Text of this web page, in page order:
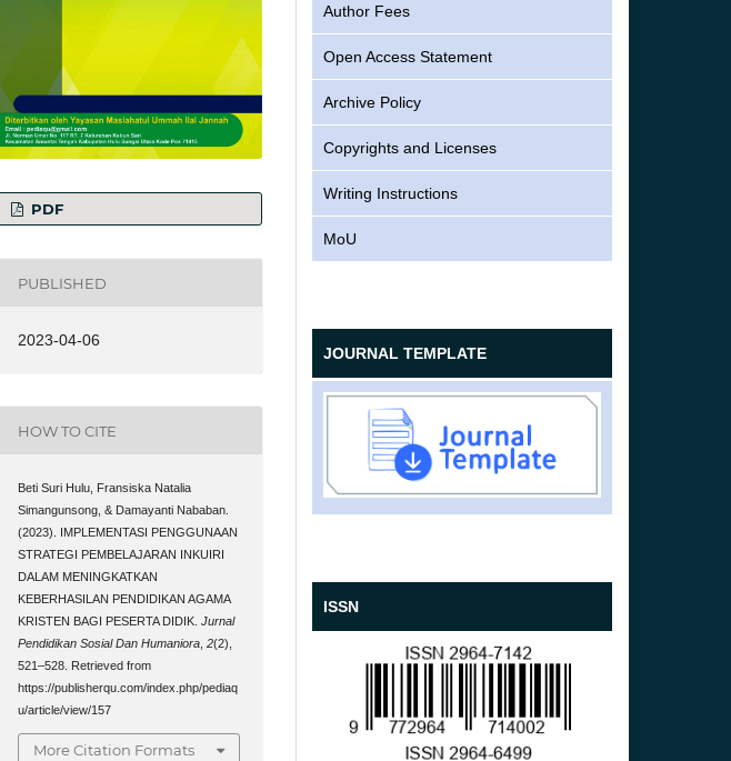
PDF
PUBLISHED
2023-04-06
HOW TO CITE
Beti Suri Hulu, Fransiska Natalia
Simangunsong, & Damayanti Nababan.
(2023). IMPLEMENTASI PENGGUNAAN
STRATEGI PEMBELAJARAN INKUIRI
DALAM MENINGKATKAN
KEBERHASILAN PENDIDIKAN AGAMA
KRISTEN BAGI PESERTA DIDIK.Jurnal
Pendidikan Sosial Dan Humaniora ,2(2),
521–528. Retrieved from
https://publisherqu.com/index.php/pediaq
u/article/view/157
More Citation Formats
Author Fees
Open Access Statement
Archive Policy
Copyrights and Licenses
Writing Instructions
MoU
JOURNAL TEMPLATE
ISSN